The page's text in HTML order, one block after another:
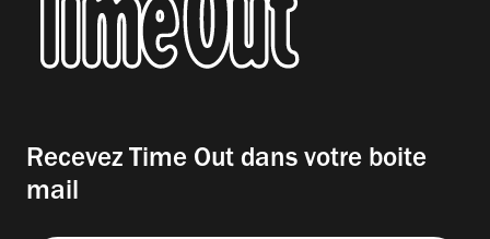
Recevez Time Out dans votre boite
mail